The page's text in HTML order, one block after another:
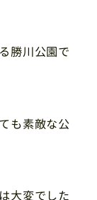
勝川公園で
も素敵な公
大変でした